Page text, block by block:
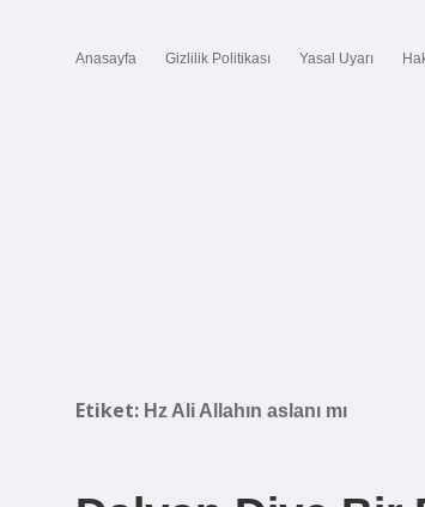
Anasayfa Gizlilik Politikası Yasal Uyarı
Etiket: Hz Ali Allahın aslanı mı